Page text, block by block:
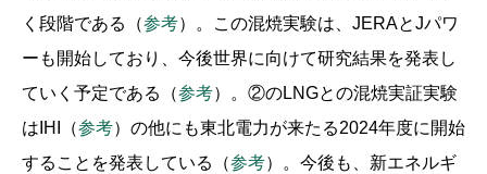
く段階である（参考）。この混焼実験は、JERAとJパワ
ーも開始しており、今後世界に向けて研究結果を発表し
ていく予定である（参考）。②のLNGとの混焼実証実験
はIHI（参考）の他にも東北電力が来たる2024年度に開始
することを発表している（参考）。今後も、新エネルギ